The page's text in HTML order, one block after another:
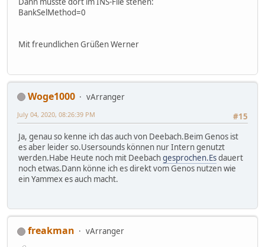
BankSelMethod=0
Mit freundlichen Grüßen Werner
Woge1000
vArranger
#15
July 04, 2020, 08:26:39 PM
Ja, genau so kenne ich das auch von Deebach.Beim Genos ist
es aber leider so.Usersounds können nur Intern genutzt
werden.Habe Heute noch mit Deebachgesprochen.Esdauert
noch etwas.Dann könne ich es direkt vom Genos nutzen wie
ein Yammex es auch macht.
freakman
vArranger